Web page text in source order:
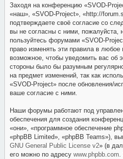
Заходя на конференцию «SVOD-
«наш», «SVOD-Project», «http://
подтверждаете своё согласие со
вы не согласны с ними, пожалуйста,
пользуйтесь форумами «SVOD-
право изменять эти правила в
возможное, чтобы уведомить вас об
стороны было бы разумным
на предмет изменений, так как
«SVOD-Project» после обновления/
ваше согласие с ними.
Наши форумы работают под
обеспечения для создания
«они», «программное обеспечение
«phpBB Limited», «phpBB Teams»),
GNU General Public License v2» (в
его можно по адресу www.phpbb.com.